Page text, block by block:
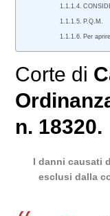
P.Q.M.
Per
Corte di
n. 18320.
I danni causati
esclusi dalla